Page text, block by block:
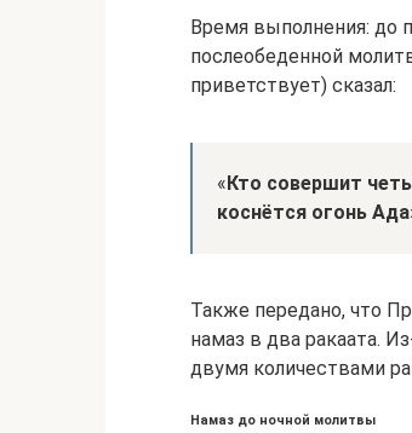
Время выполнения: до
послеобеденной
приветствует) сказал:
«Кто совершит
коснётся огонь Ада
Также передано, что
намаз в два ракаата.
двумя количествами
Намаз до ночной молитвы